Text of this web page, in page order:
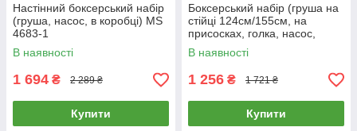
Настінний боксерський набір
(груша, насос, в коробці) MS
4683-1
В наявності
1 694 ₴ 2 289 ₴
Купити
Боксерський набір (груша на
стійці 124см/155см, на
присосках, голка, насос,
викрутка) MS 4681
В наявності
1 256 ₴ 1 721 ₴
Купити